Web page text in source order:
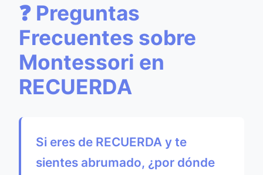
❓ Preguntas
Frecuentes sobre
Montessori en
RECUERDA
Si eres de RECUERDA y te
sientes abrumado, ¿por dónde